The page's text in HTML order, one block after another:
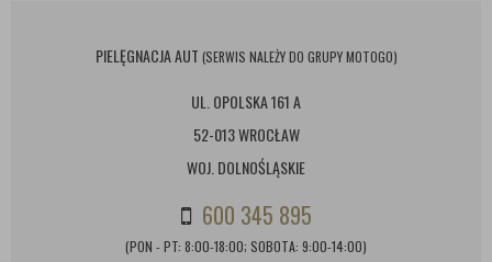
PIELĘGNACJA AUT (SERWIS NALEŻY DO GRUPY MOTOGO)
UL. OPOLSKA 161 A
52-013 WROCŁAW
WOJ. DOLNOŚLĄSKIE
600 345 895
(PON - PT: 8:00-18:00; SOBOTA: 9:00-14:00)